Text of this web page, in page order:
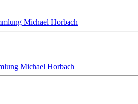
Michael Horbach
Michael Horbach